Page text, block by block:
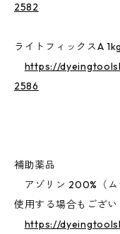
2582
ライトフィックスA
https://
2586
補助薬品
アゾリン 200%（ム
使用する場合もござい
https://